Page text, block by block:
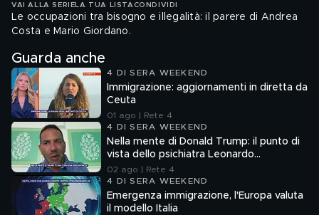
VAI ALLA SERIE LA TUA LISTA CONDIVIDI
Le occupazioni tra bisogno e illegalità: il parere di Andrea
Costa e Mario Giordano.
Guarda anche
4 DI SERA WEEKEND
Immigrazione: aggiornamenti in diretta da
Ceuta
01 ago | Rete 4
4 DI SERA WEEKEND
Nella mente di Donald Trump: il punto di
vista dello psichiatra Leonardo
Mendolicchio
02 ago | Rete 4
4 DI SERA WEEKEND
Emergenza immigrazione, l'Europa valuta
il modello Italia